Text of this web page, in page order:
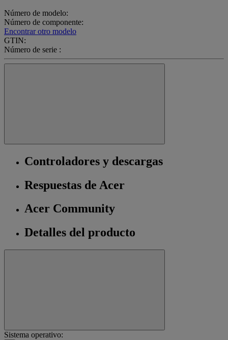
Número de modelo:
Número de componente:
Encontrar otro modelo
GTIN:
Número de serie :
Controladores y descargas
Respuestas de Acer
Acer Community
Detalles del producto
Sistema operativo: